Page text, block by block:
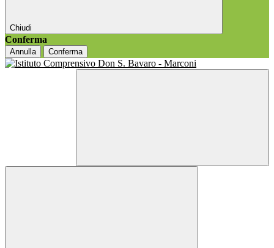
Chiudi
Conferma
Annulla Conferma